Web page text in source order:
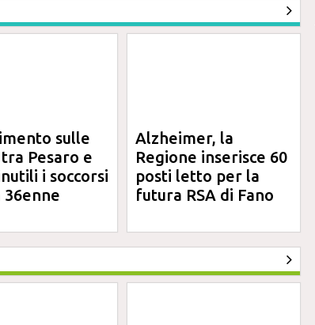
sulle
Pesaro e
i soccorsi
36enne
Alzheimer, la
Regione inserisce 60
posti letto per la
futura RSA di Fano